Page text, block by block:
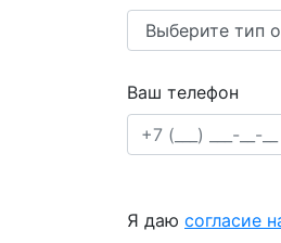
Ваш телефон
Я даю согласие